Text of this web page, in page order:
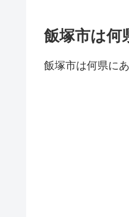
飯塚市は何
飯塚市は何県に